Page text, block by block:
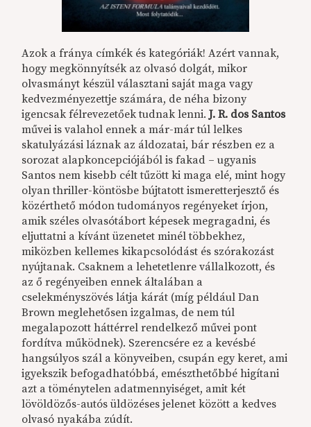
Azok a fránya címkék és kategóriák! Azért vannak,
hogy megkönnyítsék az olvasó dolgát, mikor
olvasmányt készül választani saját maga vagy
kedvezményezettje számára, de néha bizony
igencsak félrevezetőek tudnak lenni. J. R. dos Santos
művei is valahol ennek a már-már túl lelkes
skatulyázási láznak az áldozatai, bár részben ez a
sorozat alapkoncepciójából is fakad – ugyanis
Santos nem kisebb célt tűzött ki maga elé, mint hogy
olyan thriller-köntösbe bújtatott ismeretterjesztő és
közérthető módon tudományos regényeket írjon,
amik széles olvasótábort képesek megragadni, és
eljuttatni a kívánt üzenetet minél többekhez,
miközben kellemes kikapcsolódást és szórakozást
nyújtanak. Csaknem a lehetetlenre vállalkozott, és
az ő regényeiben ennek általában a
cselekményszövés látja kárát (míg például Dan
Brown meglehetősen izgalmas, de nem túl
megalapozott háttérrel rendelkező művei pont
fordítva működnek). Szerencsére ez a kevésbé
hangsúlyos szál a könyveiben, csupán egy keret, ami
igyekszik befogadhatóbbá, emészthetőbbé higítani
azt a töménytelen adatmennyiséget, amit két
lövöldözős-autós üldözéses jelenet között a kedves
olvasó nyakába zúdít.